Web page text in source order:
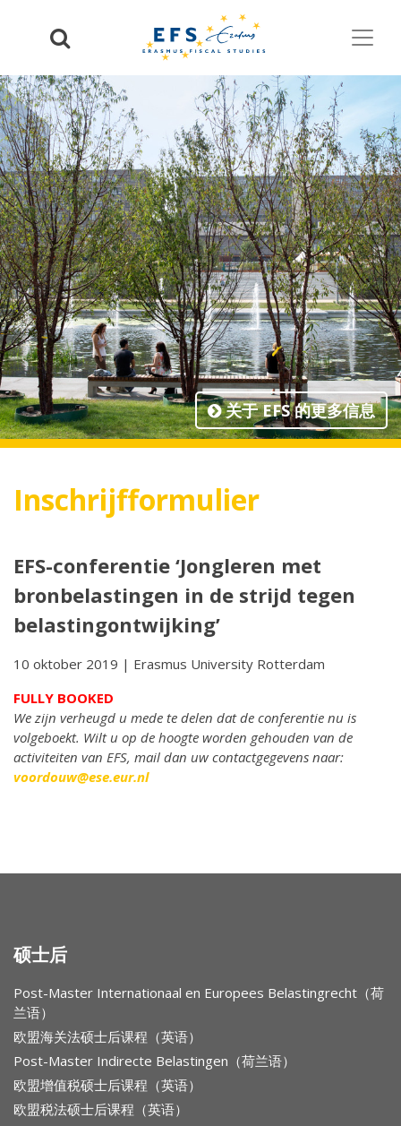
关于 EFS 的更多信息
Inschrijfformulier
EFS-conferentie ‘Jongleren met
bronbelastingen in de strijd tegen
belastingontwijking’
10 oktober 2019 | Erasmus University Rotterdam
FULLY BOOKED
We zijn verheugd u mede te delen dat de conferentie nu is
volgeboekt. Wilt u op de hoogte worden gehouden van de
activiteiten van EFS, mail dan uw contactgegevens naar:
voordouw@ese.eur.nl
硕士后
Post-Master Internationaal en Europees Belastingrecht（荷
兰语）
欧盟海关法硕士后课程（英语）
Post-Master Indirecte Belastingen（荷兰语）
欧盟增值税硕士后课程（英语）
欧盟税法硕士后课程（英语）